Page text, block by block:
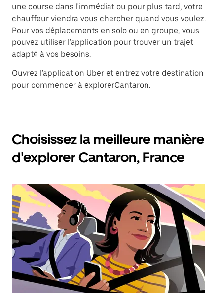
une course dans l'immédiat ou pour plus tard, votre
chauffeur viendra vous chercher quand vous voulez.
Pour vos déplacements en solo ou en groupe, vous
pouvez utiliser l'application pour trouver un trajet
adapté à vos besoins.
Ouvrez l'application Uber et entrez votre destination
pour commencer à explorerCantaron.
Choisissez la meilleure manière
d'explorer Cantaron, France